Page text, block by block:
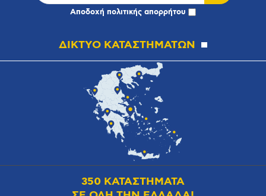
Αποδοχή πολιτικής απορρήτου
ΔΙΚΤΥΟ ΚΑΤΑΣΤΗΜΑΤΩΝ
350 ΚΑΤΑΣΤΗΜΑΤΑ